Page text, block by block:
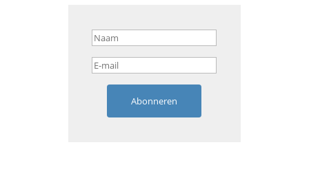
Abonneren